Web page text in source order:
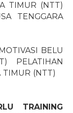
TIMUR (NTT)
TENGGARA
BELU
PELATIHAN
TIMUR (NTT)
TRAINING